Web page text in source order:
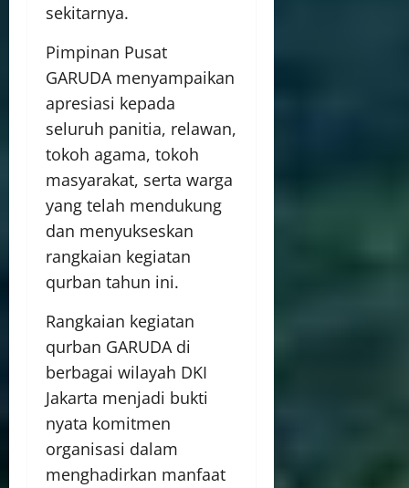
sekitarnya.
Pimpinan Pusat
GARUDA menyampaikan
apresiasi kepada
seluruh panitia, relawan,
tokoh agama, tokoh
masyarakat, serta warga
yang telah mendukung
dan menyukseskan
rangkaian kegiatan
qurban tahun ini.
Rangkaian kegiatan
qurban GARUDA di
berbagai wilayah DKI
Jakarta menjadi bukti
nyata komitmen
organisasi dalam
menghadirkan manfaat